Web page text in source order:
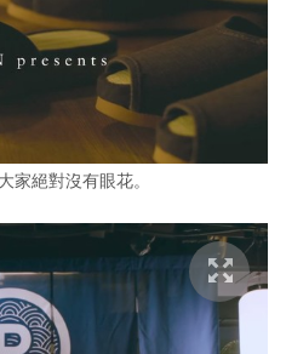
家絕對沒有眼花。